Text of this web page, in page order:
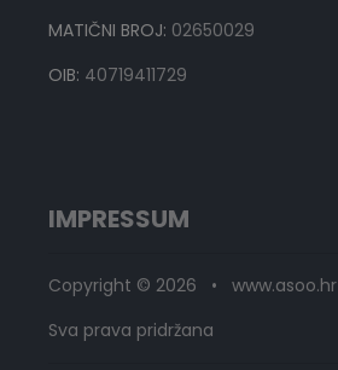
MATIČNI BROJ: 02650029
OIB: 40719411729
IMPRESSUM
Copyright © 2026 • www.asoo.hr
Sva prava pridržana